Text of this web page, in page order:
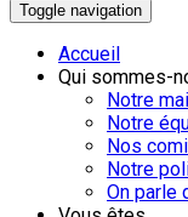
Toggle navigation
Accueil
Qui sommes-
Notre
Notre
Nos
Notre
On parle